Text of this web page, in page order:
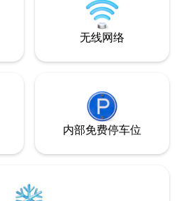
务。 我们期待您
无线网络
内部免费停车位